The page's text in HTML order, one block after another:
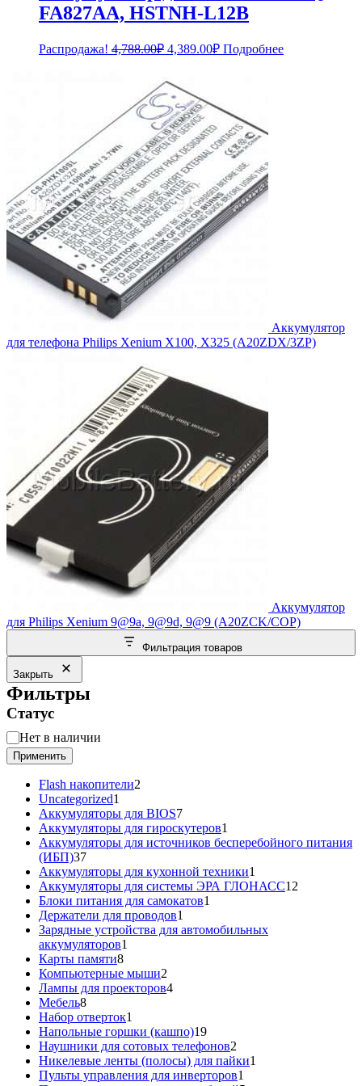
FA827AA, HSTNH-L12B
Распродажа! 4,788.00₽ Первоначальная
4,788.00₽.
4,389.00₽Текущая
Подробнее
Аккумулятор
для телефона Philips Xenium X100, X325 (A20ZDX/3ZP)
Аккумулятор
для Philips Xenium 9@9a, 9@9d, 9@9 (A20ZCK/COP)
Фильтрация товаров
Закрыть
Фильтры
Статус
Статус
Нет в наличии
Применить
Flash накопители2
Uncategorized1
товар
Аккумуляторы для BIOS77
товаров
Аккумуляторы для гироскутеров1
товар
Аккумуляторы для источников бесперебойного питания
(ИБП)3737
товаров
Аккумуляторы для кухонной техники1
товар
Аккумуляторы для системы ЭРА ГЛОНАСС12
Блоки питания для самокатов1
Держатели для проводов1
товар
Зарядные устройства для автомобильных
аккумуляторов1
Карты памяти88
товаров
Компьютерные мыши2
товара
Лампы для проекторов44
Мебель88
товаров
Набор отверток1
товар
Напольные горшки (кашпо)1919
товаров
Наушники для сотовых телефонов2
товара
Никелевые ленты (полосы) для пайки1
Пульты управления для инверторов1